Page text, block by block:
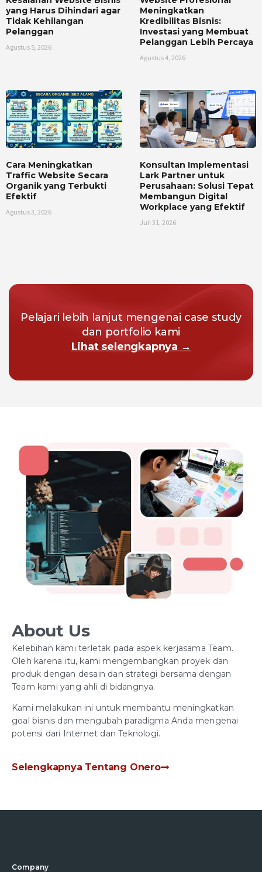
yang Harus Dihindari agar
Tidak Kehilangan
Pelanggan
Agustus 5, 2026
Meningkatkan
Kredibilitas Bisnis:
Investasi yang Membuat
Pelanggan Lebih Percaya
Agustus 4, 2026
Cara Meningkatkan
Traffic Website Secara
Organik yang Terbukti
Efektif
Agustus 3, 2026
Konsultan Implementasi
Lark Partner untuk
Perusahaan: Solusi Tepat
Membangun Digital
Workplace yang Efektif
Juli 31, 2026
Pelajari lebih lanjut mengenai case study
dan portfolio kami
Lihat selengkapnya →
About Us
Kelebihan kami terletak pada aspek kerjasama Team.
Oleh karena itu, kami mengembangkan proyek dan
produk dengan desain dan strategi bersama dengan
Team kami yang ahli di bidangnya.
Kami melakukan ini untuk membantu meningkatkan
goal bisnis dan mengubah paradigma Anda mengenai
potensi dari Internet dan Teknologi.
Selengkapnya Tentang Onero
Company